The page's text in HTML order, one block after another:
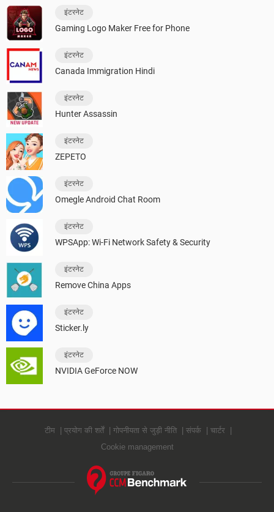
इंटरनेट
Gaming Logo Maker Free for Phone
इंटरनेट
Canada Immigration Hindi
इंटरनेट
Hunter Assassin
इंटरनेट
ZEPETO
इंटरनेट
Omegle Android Chat Room
इंटरनेट
WPSApp: Wi-Fi Network Safety & Security
इंटरनेट
Remove China Apps
इंटरनेट
Sticker.ly
इंटरनेट
NVIDIA GeForce NOW
टीम प्रयोग की शर्तें गोपनीयता से जुड़ी नीति संपर्क
चार्टर
Cookie management